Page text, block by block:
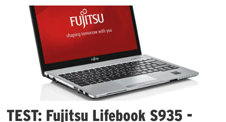
TEST: Fujitsu Lifebook S935 -